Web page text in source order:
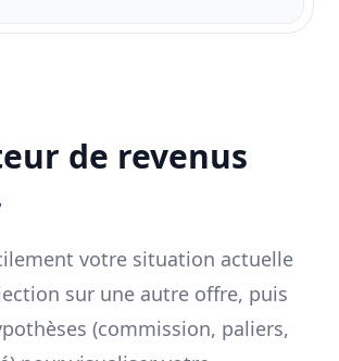
de revenus
votre situation actuelle
sur une autre offre, puis
(commission, paliers,